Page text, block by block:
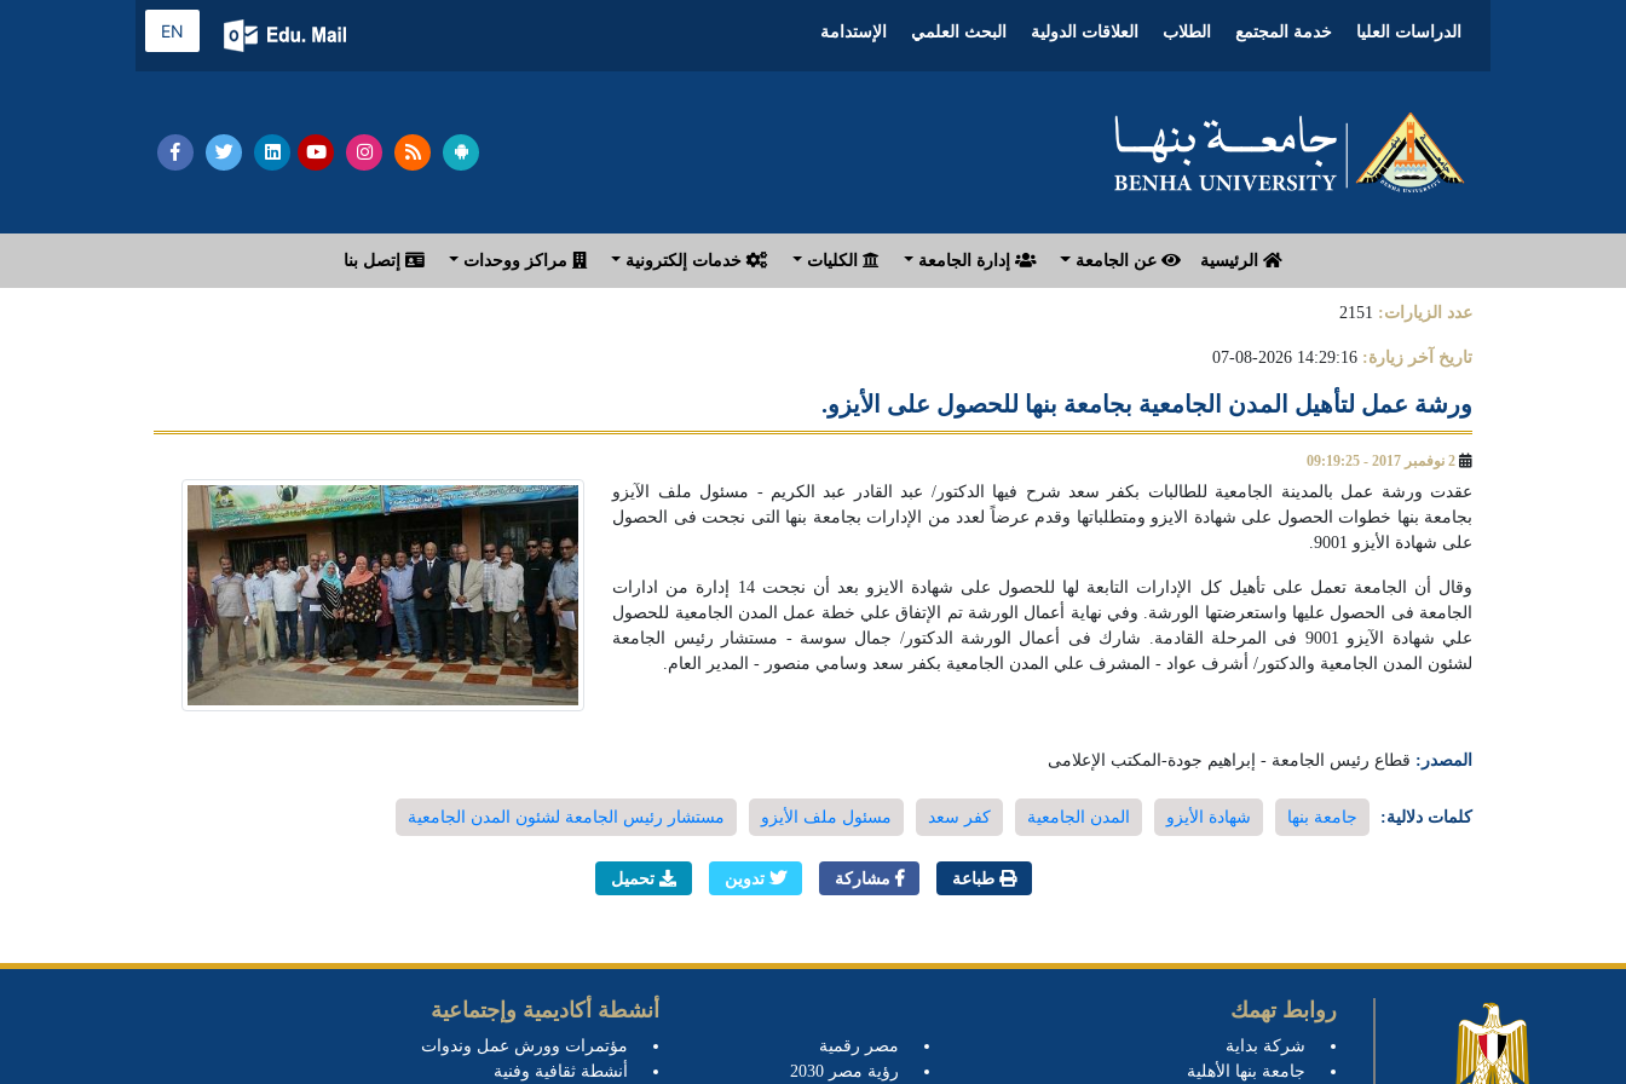
الدراسات العليا خدمة المجتمع الطلاب العلاقات الدولية البحث العلمي الإستدامة EN
الرئيسية عن الجامعة إدارة الجامعة الكليات خدمات إلكترونية مراكز ووحدات إتصل بنا
عدد الزيارات: 2151
تاريخ آخر زيارة: 14:29:16 2026-08-07
ورشة عمل لتأهيل المدن الجامعية بجامعة بنها للحصول على الأيزو.
عقدت ورشة عمل بالمدينة الجامعية للطالبات بكفر سعد شرح فيها الدكتور/ عبد القادر عبد الكريم - مسئول ملف الآيزو
بجامعة بنها خطوات الحصول على شهادة الايزو ومتطلباتها وقدم عرضاً لعدد من الإدارات بجامعة بنها التى نجحت فى الحصول
على شهادة الأيزو 9001.
وقال أن الجامعة تعمل على تأهيل كل الإدارات التابعة لها للحصول على شهادة الايزو بعد أن نجحت 14 إدارة من ادارات
الجامعة فى الحصول عليها واستعرضتها الورشة. وفي نهاية أعمال الورشة تم الإتفاق علي خطة عمل المدن الجامعية للحصول
علي شهادة الآيزو 9001 فى المرحلة القادمة. شارك فى أعمال الورشة الدكتور/ جمال سوسة - مستشار رئيس الجامعة
لشئون المدن الجامعية والدكتور/ أشرف عواد - المشرف علي المدن الجامعية بكفر سعد وسامي منصور - المدير العام.
المصدر: قطاع رئيس الجامعة - إبراهيم جودة-المكتب الإعلامى
كلمات دلالية: جامعة بنها شهادة الأيزو المدن الجامعية كفر سعد مسئول ملف الأيزو مستشار رئيس الجامعة لشئون المدن الجامعية
طباعة مشاركة تدوين تحميل
روابط تهمك
شركة بداية
جامعة بنها الأهلية
مصر رقمية
رؤية مصر 2030
أنشطة أكاديمية وإجتماعية
مؤتمرات وورش عمل وندوات
أنشطة ثقافية وفنية